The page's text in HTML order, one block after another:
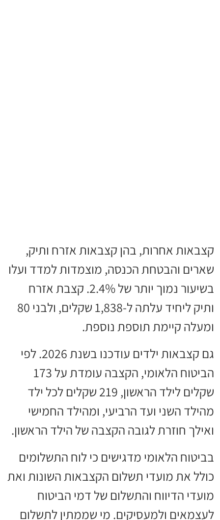
קצבאות אחרות, בהן קצבאות אזרח ותיק,
שארים והבטחת הכנסה, מוצמדות למדד ועלו
בשיעור נמוך יותר של 2.4%. קצבת אזרח
ותיק ליחיד עלתה ל-1,838 שקלים, ולבני 80
ומעלה קיימת תוספת נוספת.
גם קצבאות ילדים עודכנו בשנת 2026. לפי
הביטוח הלאומי, הקצבה עומדת על 173
שקלים לילד הראשון, 219 שקלים לכל ילד
מהילד השני ועד הרביעי, ומהילד החמישי
ואילך חוזרת לגובה הקצבה של הילד הראשון.
בביטוח הלאומי מדגישים כי לוח התשלומים
כולל את מועדי תשלום הקצבאות השונות ואת
מועדי הדיווח והתשלום של דמי הביטוח
לעצמאים ולמעסיקים. מי שממתין לתשלום